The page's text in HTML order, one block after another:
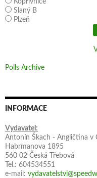
Slaný B
Plzeň
Polls Archive
INFORMACE
Vydavatel:
Antonín Škach - Angličtina v
Habrmanova 1895
560 02 Česká Třebová
Tel.: 604534551
e-mail: